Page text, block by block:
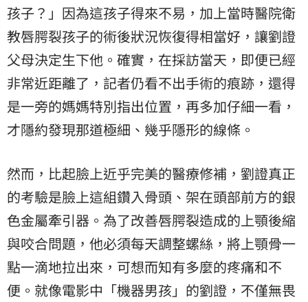
孩子？」因為這孩子得來不易，加上當時醫院衛
教唇腭裂孩子的術後狀況恢復得相當好，讓劉證
父母決定生下他。確實，在採訪當天，即便已經
非常近距離了，記者仍看不出手術的痕跡，還得
是一旁的媽媽特別指出位置，再多加仔細一看，
才隱約發現那道極細、幾乎隱形的線條。
然而，比起臉上近乎完美的醫療修補，劉證真正
的考驗是臉上這組鑽入骨頭、架在頭部前方的銀
色金屬牽引器。為了改善唇腭裂造成的上顎後縮
與咬合問題，他必須每天調整螺絲，將上顎骨一
點一滴地拉出來，可想而知有多麼的疼痛和不
便。就像電影中「機器男孩」的劉證，不僅無畏